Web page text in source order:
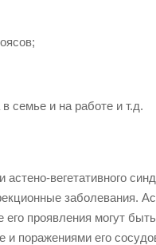
семье и на работе и т.д.
вегетативного
заболевания.
проявления могут
и поражениями его